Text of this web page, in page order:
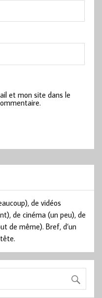
et mon site dans le
de vidéos
de cinéma (un peu), de
de même). Bref, d’un